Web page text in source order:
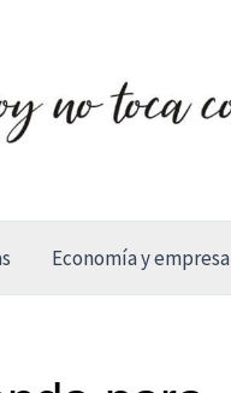
Economía y empresa